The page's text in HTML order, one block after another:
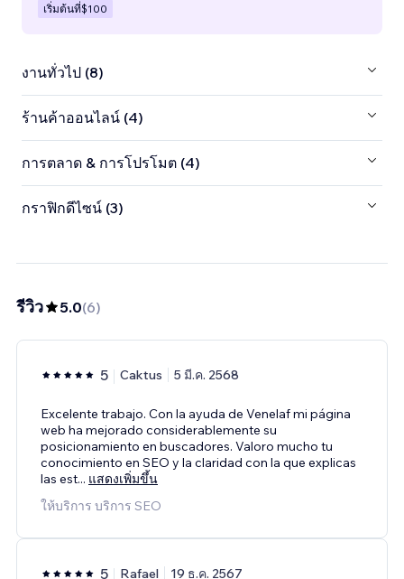
เริ่มต้นที่$100
งานทั่วไป (8)
ร้านค้าออนไลน์ (4)
การตลาด & การโปรโมต (4)
กราฟิกดีไซน์ (3)
รีวิว 5.0(6)
5 Caktus 5 มี.ค. 2568
Excelente trabajo. Con la ayuda de Venelaf mi página
web ha mejorado considerablemente su
posicionamiento en buscadores. Valoro mucho tu
conocimiento en SEO y la claridad con la que explicas
las est... แสดงเพิ่มขึ้น
ให้บริการ บริการ SEO
5 Rafael 19 ธ.ค. 2567